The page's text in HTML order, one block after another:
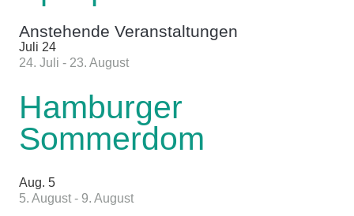
Anstehende Veranstaltungen
Juli 24
24. Juli - 23. August
Hamburger
Sommerdom
Aug. 5
5. August - 9. August